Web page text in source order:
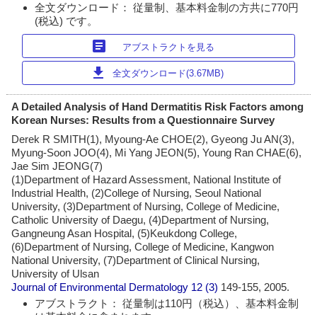
全文ダウンロード： 従量制、基本料金制の方共に770円
(税込) です。
article アブストラクトを見る
download 全文ダウンロード(3.67MB)
A Detailed Analysis of Hand Dermatitis Risk Factors among
Korean Nurses: Results from a Questionnaire Survey
Derek R SMITH(1), Myoung-Ae CHOE(2), Gyeong Ju AN(3),
Myung-Soon JOO(4), Mi Yang JEON(5), Young Ran CHAE(6),
Jae Sim JEONG(7)
(1)Department of Hazard Assessment, National Institute of
Industrial Health, (2)College of Nursing, Seoul National
University, (3)Department of Nursing, College of Medicine,
Catholic University of Daegu, (4)Department of Nursing,
Gangneung Asan Hospital, (5)Keukdong College,
(6)Department of Nursing, College of Medicine, Kangwon
National University, (7)Department of Clinical Nursing,
University of Ulsan
Journal of Environmental Dermatology 12 (3) 149-155, 2005.
アブストラクト： 従量制は110円（税込）、基本料金制